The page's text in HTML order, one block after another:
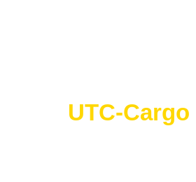
UTC-Cargo